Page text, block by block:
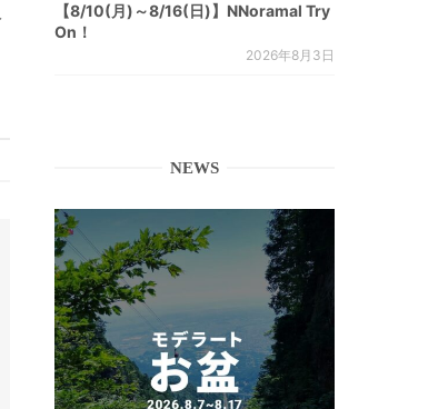
【8/10(月)～8/16(日)】NNoramal Try
On！
2026年8月3日
NEWS